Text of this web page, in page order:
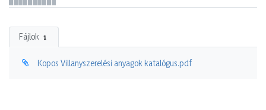
Fájlok 1
Kopos Villanyszerelési anyagok katalógus.pdf